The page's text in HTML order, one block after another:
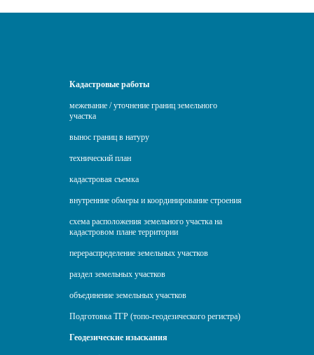
Кадастровые работы
межевание / уточнение границ земельного
участка
вынос границ в натуру
технический план
кадастровая съемка
внутренние обмеры и координирование строения
схема расположения земельного участка на
кадастровом плане территории
перераспределение земельных участков
раздел земельных участков
объединение земельных участков
Подготовка ТГР (топо-геодезического регистра)
Геодезические изыскания